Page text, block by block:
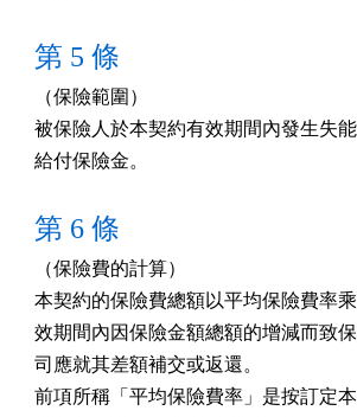
第 5 條
（保險範圍）
被保險人於本契約有效期間內發生失
給付保險金。
第 6 條
（保險費的計算）
本契約的保險費總額以平均保險費率
效期間內因保險金額總額的增減而致
司應就其差額補交或返還。
前項所稱「平均保險費率」是按訂定